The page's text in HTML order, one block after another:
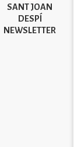
SANT JOAN
DESPÍ
NEWSLETTER